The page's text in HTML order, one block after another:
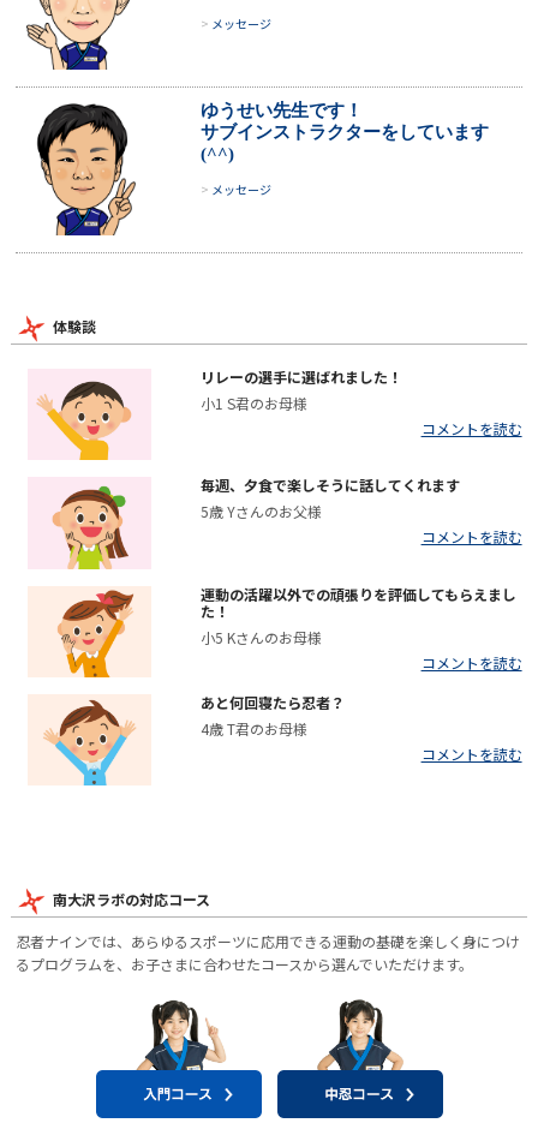
メッセージ
ゆうせい先生です！
サブインストラクターをしています
(^^)
メッセージ
体験談
リレーの選手に選ばれました！
小1 S君のお母様
コメントを読む
毎週、夕食で楽しそうに話してくれます
5歳 Yさんのお父様
コメントを読む
運動の活躍以外での頑張りを評価してもらえまし
た！
小5 Kさんのお母様
コメントを読む
あと何回寝たら忍者？
4歳 T君のお母様
コメントを読む
南大沢ラボの対応コース
忍者ナインでは、あらゆるスポーツに応用できる運動の基礎を楽しく身につけ
るプログラムを、お子さまに合わせたコースから選んでいただけます。